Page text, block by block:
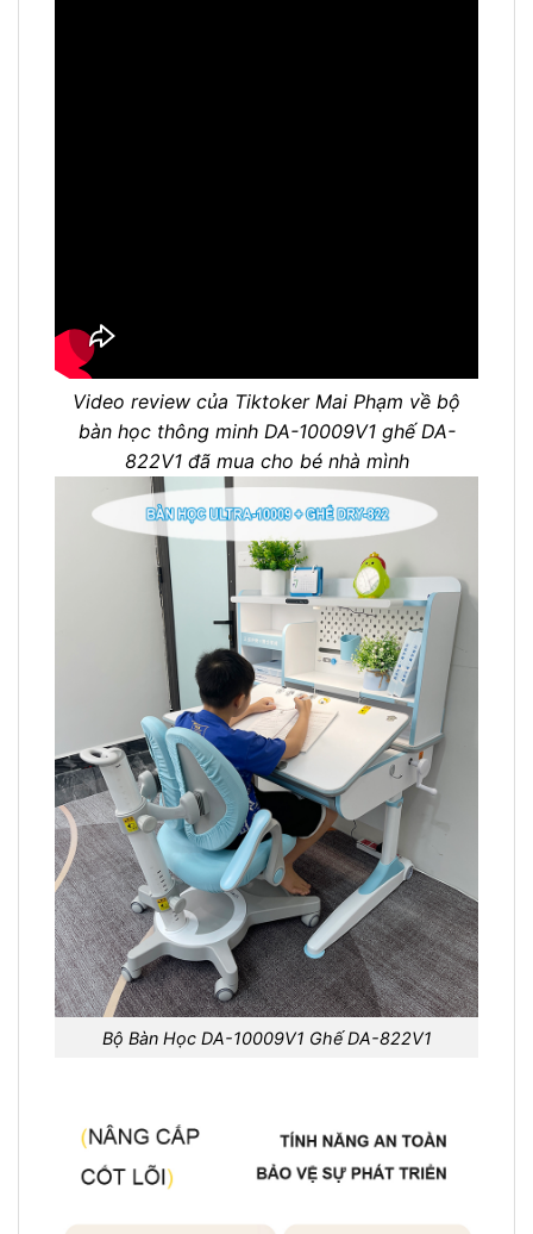
Video review của Tiktoker Mai Phạm về bộ
bàn học thông minh DA-10009V1 ghế DA-
822V1 đã mua cho bé nhà mình
Bộ Bàn Học DA-10009V1 Ghế DA-822V1